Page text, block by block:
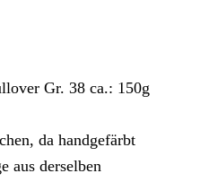
Gr. 38 ca.: 150g
da handgefärbt
aus derselben